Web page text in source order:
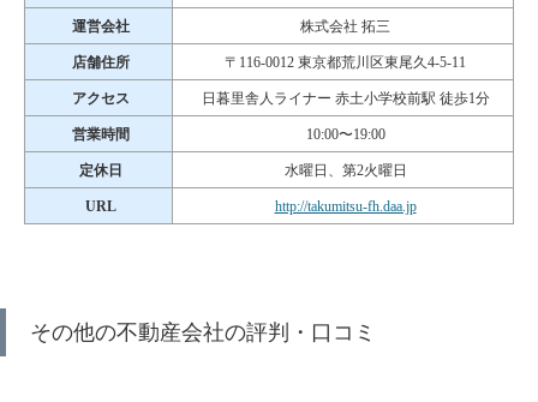
運営会社 株式会社 拓三
店舗住所 〒116-0012 東京都荒川区東尾久4-5-11
アクセス 日暮里舎人ライナー 赤土小学校前駅 徒歩1分
営業時間 10:00〜19:00
定休日 水曜日、第2火曜日
URL http://takumitsu-fh.daa.jp
その他の不動産会社の評判・口コミ